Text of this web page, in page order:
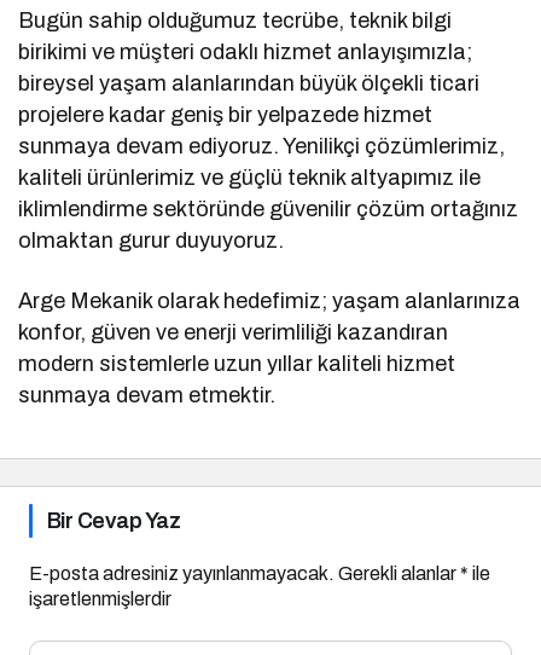
Bugün sahip olduğumuz tecrübe, teknik bilgi
birikimi ve müşteri odaklı hizmet anlayışımızla;
bireysel yaşam alanlarından büyük ölçekli ticari
projelere kadar geniş bir yelpazede hizmet
sunmaya devam ediyoruz. Yenilikçi çözümlerimiz,
kaliteli ürünlerimiz ve güçlü teknik altyapımız ile
iklimlendirme sektöründe güvenilir çözüm ortağınız
olmaktan gurur duyuyoruz.
Arge Mekanik olarak hedefimiz; yaşam alanlarınıza
konfor, güven ve enerji verimliliği kazandıran
modern sistemlerle uzun yıllar kaliteli hizmet
sunmaya devam etmektir.
Bir Cevap Yaz
E-posta adresiniz yayınlanmayacak. Gerekli alanlar* ile
işaretlenmişlerdir